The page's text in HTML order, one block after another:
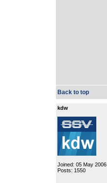
Back to top
kdw
Joined: 05 May 2006
Posts: 1550